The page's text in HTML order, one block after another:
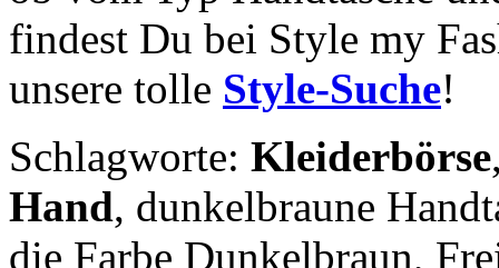
findest Du bei Style my
unsere tolle Style-Suche!
Schlagworte: Kleiderbörse
Hand, dunkelbraune
die Farbe Dunkelbraun,